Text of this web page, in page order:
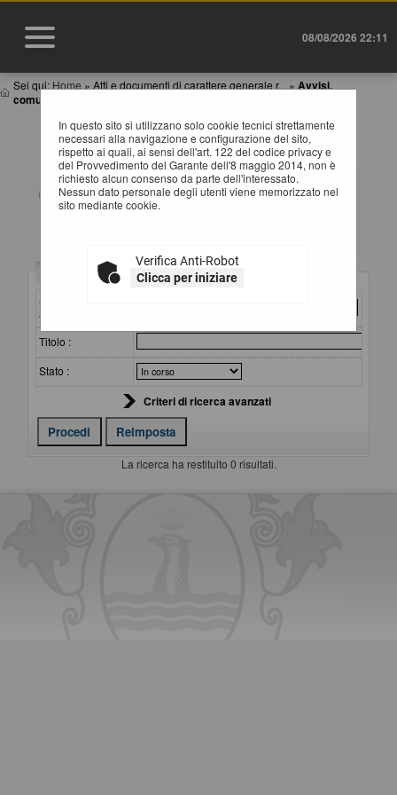
08/08/2026 22:11
Sei qui: Home » Atti e documenti di carattere generale r... » Avvisi,
comunicazioni e atti di caratter...
In questo sito si utilizzano solo cookie tecnici strettamente
necessari alla navigazione e configurazione del sito,
rispetto ai quali, ai sensi dell'art. 122 del codice privacy e
del Provvedimento del Garante dell'8 maggio 2014, non è
richiesto alcun consenso da parte dell'interessato.
Nessun dato personale degli utenti viene memorizzato nel
sito mediante cookie.
Verifica Anti-Robot
Clicca per iniziare
AVVISI, COMUNICAZIONI E ATTI DI CARATTERE
GENERALE
All'interno di questa sezione è possibile consultare
avvisi, atti e documenti di carattere generale riferiti a
tutte le procedure, quali ad esempio la documentazione
lavori (con le eventuali opere incompiute) e dei servizi e
forniture, ecc.
Per ciascuna pubblicazione sono consultabili i relativi
Criteri di ricerca
Stazione
appaltante :
Titolo :
Stato :
Criteri di ricerca avanzati
La ricerca ha restituito 0 risultati.